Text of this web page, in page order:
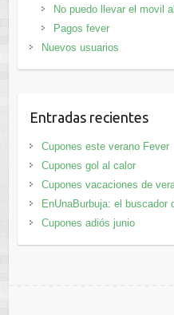
No puedo llevar el movil
Pagos fever
Nuevos usuarios
Entradas recientes
Cupones este verano Fever
Cupones gol al calor
Cupones vacaciones de
EnUnaBurbuja: el buscador
Cupones adiós junio